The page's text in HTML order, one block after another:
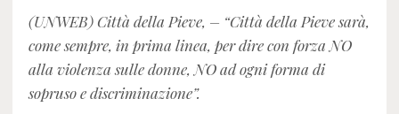
(UNWEB) Città della Pieve, – “Città della Pieve sarà,
come sempre, in prima linea, per dire con forza NO
alla violenza sulle donne, NO ad ogni forma di
sopruso e discriminazione”.